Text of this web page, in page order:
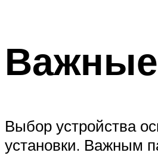
Важные
Выбор устройства
установки. Важным